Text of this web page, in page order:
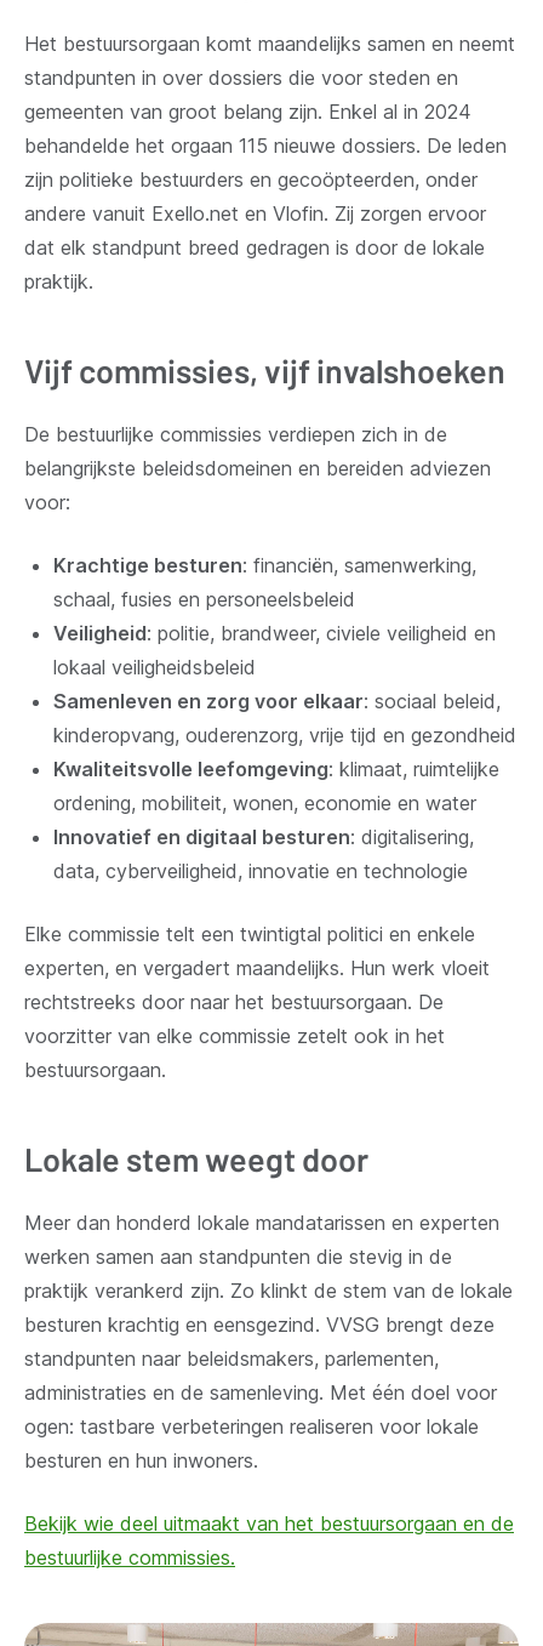
Het bestuursorgaan komt maandelijks samen en neemt
standpunten in over dossiers die voor steden en
gemeenten van groot belang zijn. Enkel al in 2024
behandelde het orgaan 115 nieuwe dossiers. De leden
zijn politieke bestuurders en gecoöpteerden, onder
andere vanuit Exello.net en Vlofin. Zij zorgen ervoor
dat elk standpunt breed gedragen is door de lokale
praktijk.
Vijf commissies, vijf invalshoeken
De bestuurlijke commissies verdiepen zich in de
belangrijkste beleidsdomeinen en bereiden adviezen
voor:
Krachtige besturen: financiën, samenwerking,
schaal, fusies en personeelsbeleid
Veiligheid: politie, brandweer, civiele veiligheid en
lokaal veiligheidsbeleid
Samenleven en zorg voor elkaar: sociaal beleid,
kinderopvang, ouderenzorg, vrije tijd en gezondheid
Kwaliteitsvolle leefomgeving: klimaat, ruimtelijke
ordening, mobiliteit, wonen, economie en water
Innovatief en digitaal besturen: digitalisering,
data, cyberveiligheid, innovatie en technologie
Elke commissie telt een twintigtal politici en enkele
experten, en vergadert maandelijks. Hun werk vloeit
rechtstreeks door naar het bestuursorgaan. De
voorzitter van elke commissie zetelt ook in het
bestuursorgaan.
Lokale stem weegt door
Meer dan honderd lokale mandatarissen en experten
werken samen aan standpunten die stevig in de
praktijk verankerd zijn. Zo klinkt de stem van de lokale
besturen krachtig en eensgezind. VVSG brengt deze
standpunten naar beleidsmakers, parlementen,
administraties en de samenleving. Met één doel voor
ogen: tastbare verbeteringen realiseren voor lokale
besturen en hun inwoners.
Bekijk wie deel uitmaakt van het bestuursorgaan en de
bestuurlijke commissies.